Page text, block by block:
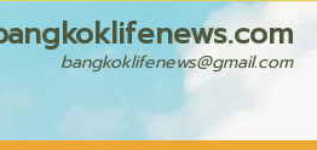
bangkoklifenews@gmail.com